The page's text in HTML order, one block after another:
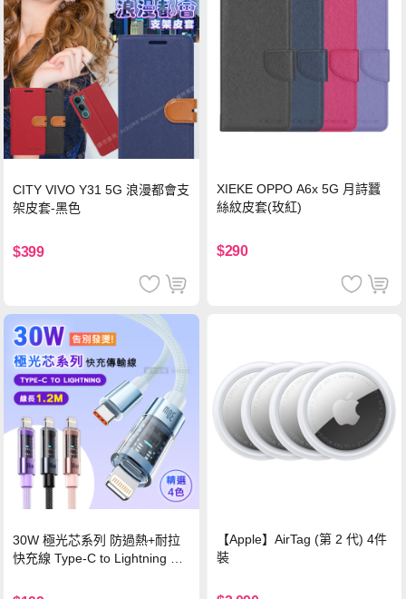
CITY VIVO Y31 5G 浪漫都會支
架皮套-黑色
$399
XIEKE OPPO A6x 5G 月詩蠶
絲紋皮套(玫紅)
$290
30W 極光芯系列 防過熱+耐拉
快充線 Type-C to Lightning 傳
【Apple】AirTag (第 2 代) 4件
裝